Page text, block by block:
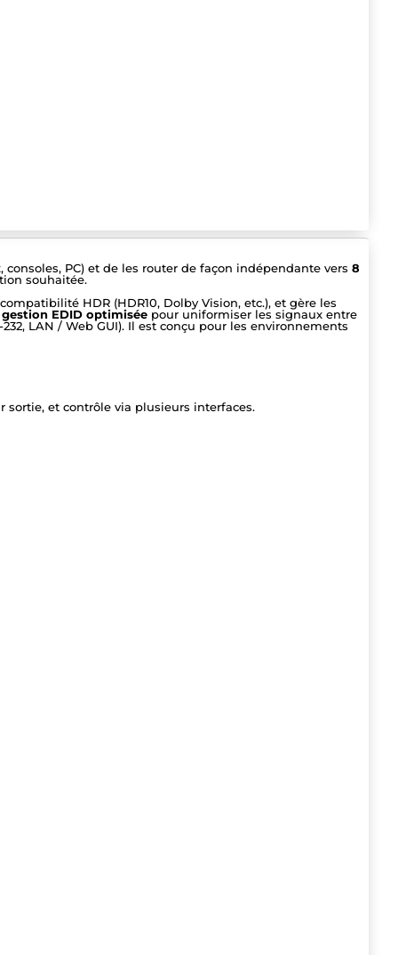
consoles, PC) et de les router de façon indépendante vers 8
souhaitée.
HDR (HDR10, Dolby Vision, etc.), et gère les
gestion EDID optimisée pour uniformiser les signaux entre
LAN / Web GUI). Il est conçu pour les environnements
et contrôle via plusieurs interfaces.